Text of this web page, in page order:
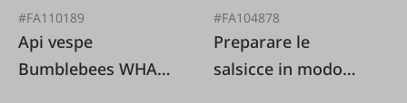
#FA110189
Api vespe
Bumblebees WHAT
#FA104878
Preparare le
salsicce in modo